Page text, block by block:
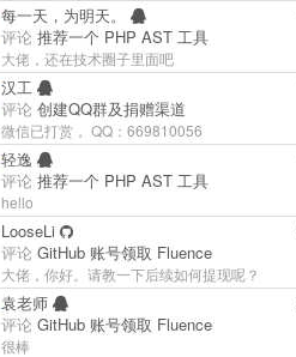
每一天，为明天。
评论 推荐一个 PHP AST 工具
大佬，还在技术圈子里面吧
汉工
评论 创建QQ群及捐赠渠道
微信已打赏， QQ：669810056
轻逸
评论 推荐一个 PHP AST 工具
hello
LooseLi
评论 GitHub 账号领取 Fluence
大佬，你好。请教一下后续如何提现呢？
袁老师
评论 GitHub 账号领取 Fluence
很棒